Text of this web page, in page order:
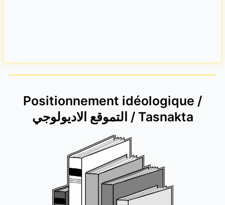
Positionnement idéologique /
التموقع الاديولوجي / Tasnakta